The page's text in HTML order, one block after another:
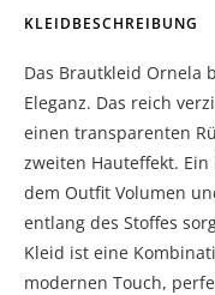
KLEIDBESCHREIBUNG
Das Brautkleid Ornela
Eleganz. Das reich
einen transparenten
zweiten Hauteffekt.
dem Outfit Volumen
entlang des Stoffes
Kleid ist eine
modernen Touch,